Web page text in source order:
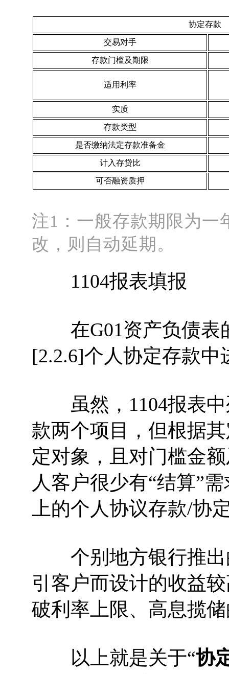
协定存款
交易对手
存款门槛及期限
适用利率
实质
存款类型
是否缴纳法定存款准备金
计入存贷比
可否融资质押
注1：一般存款期限为一
改，则自动延期。
1104报表填报
在G01资产负债表
[2.2.6]个人协定存款中
虽然，1104报表中
款两个项目，但根据
定对象，且对门槛金
人客户很少有“结算”
上的个人协议存款/协
个别地方银行推出
引客户而设计的收益
破利率上限、高息揽
以上就是关于“协